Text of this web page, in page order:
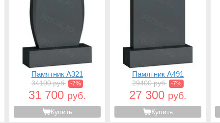
Памятник A321
34100 руб. -7%
31 700 руб.
Купить
Памятник A491
29400 руб. -7%
27 300 руб.
Купить